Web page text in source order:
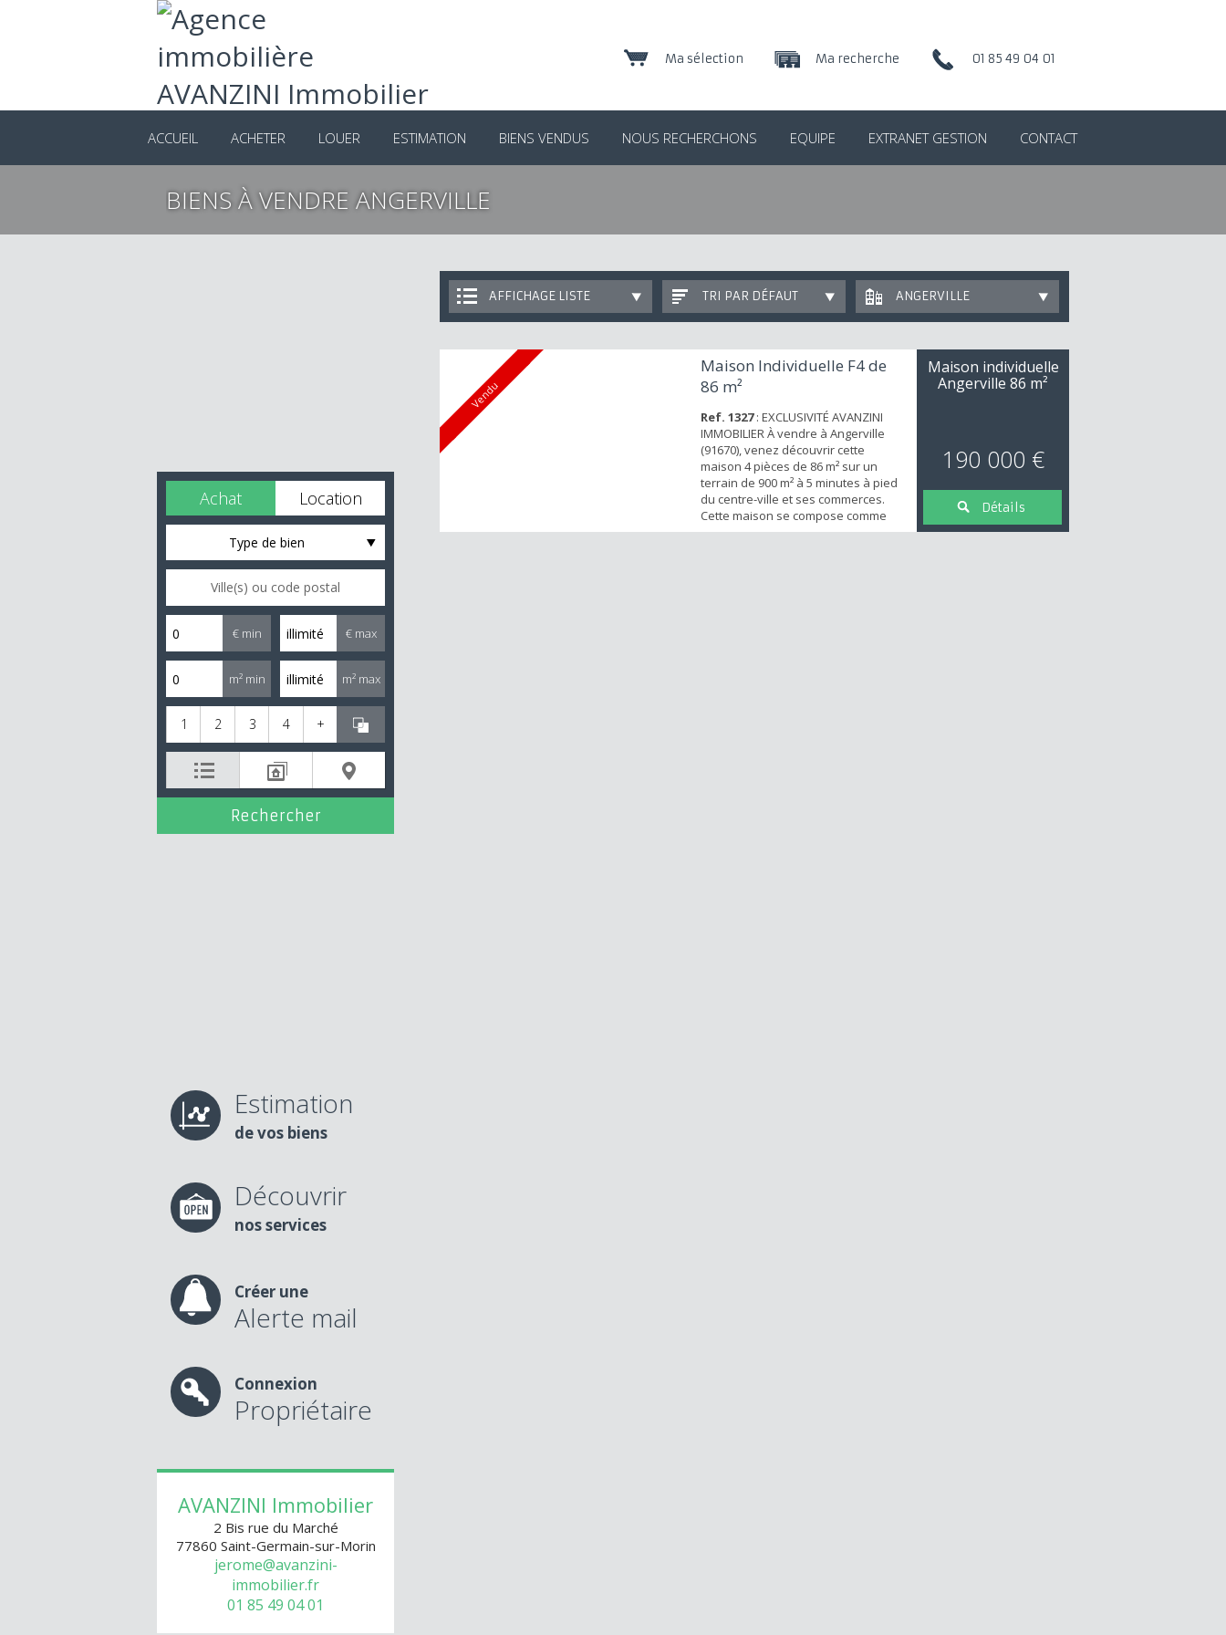
01 85 49 04 01
Ma recherche
Ma sélection
ACCUEIL ACHETER LOUER ESTIMATION BIENS VENDUS NOUS RECHERCHONS EQUIPE EXTRANET GESTION CONTACT
BIENS À VENDRE ANGERVILLE
Achat Location
Type de bien
€ min € max
m² min m² max
1 2 3 4 +
Estimation
de vos biens
Découvrir
nos services
Créer une
Alerte mail
Connexion
Propriétaire
AVANZINI Immobilier
2 Bis rue du Marché
77860 Saint-Germain-sur-Morin
jerome@avanzini-
immobilier.fr
01 85 49 04 01
AFFICHAGE LISTE TRI PAR DÉFAUT ANGERVILLE
Vendu
Maison Individuelle F4 de
86 m²
Ref. 1327: EXCLUSIVITÉ AVANZINI
IMMOBILIER À vendre à Angerville
(91670), venez découvrir cette
maison 4 pièces de 86 m² sur un
terrain de 900 m² à 5 minutes à pied
du centre-ville et ses commerces.
Cette maison se compose comme
suit : Entrée donnant sur une pièce
Maison individuelle
Angerville 86 m²
190 000 €
Détails